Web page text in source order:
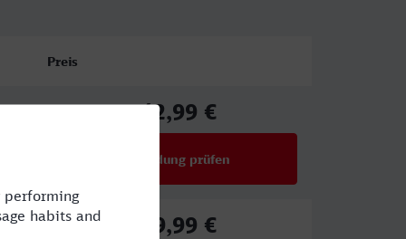
Preis
42,99 €
Verbindung prüfen
39,99 €